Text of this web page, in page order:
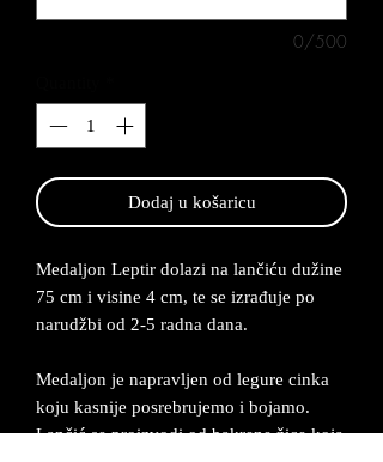
0/500
Dodaj u košaricu
Medaljon Leptir dolazi na lančiću dužine
75 cm i visine 4 cm, te se izrađuje po
narudžbi od 2-5 radna dana.
Medaljon je napravljen od legure cinka
koju kasnije posrebrujemo i bojamo.
Lančić se proizvodi od bakrene žice koja